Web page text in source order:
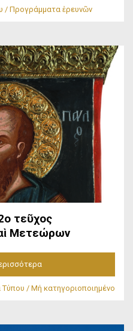
/ Προγράμματα ἐρευνῶν
τεῦχος
Μετεώρων
Τύπου / Μή κατηγοριοποιημένο